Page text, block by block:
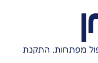
מפתחות, התקנת